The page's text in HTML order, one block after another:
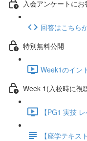
入会アンケートに
回答はこちら
特別無料公開
Week1のイン
Week 1(入校時に視
【PG1 実技
【座学テキス